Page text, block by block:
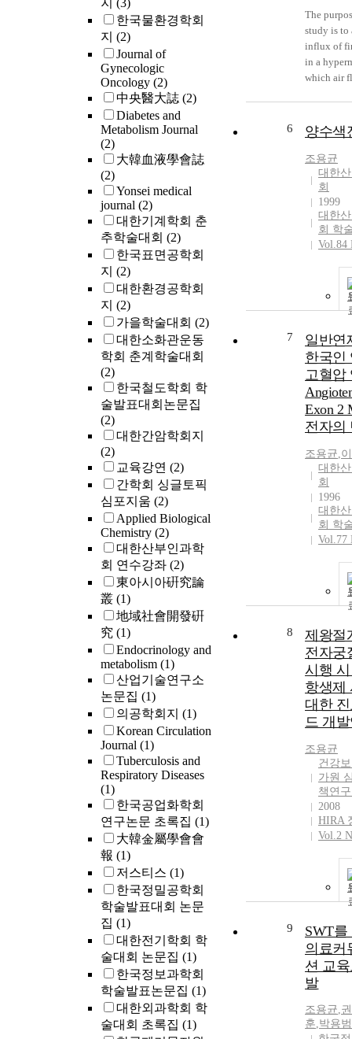
지 (3)
한국물환경학회
지 (2)
Journal of
Gynecologic
Oncology (2)
中央醫大誌 (2)
Diabetes and
Metabolism Journal
(2)
大韓血液學會誌
(2)
Yonsei medical
journal (2)
대한기계학회 춘
추학술대회 (2)
한국표면공학회
지 (2)
대한환경공학회
지 (2)
가을학술대회 (2)
대한소화관운동
학회 춘계학술대회
(2)
한국철도학회 학
술발표대회논문집
(2)
대한간암학회지
(2)
교육강연 (2)
간학회 싱글토픽
심포지움 (2)
Applied Biological
Chemistry (2)
대한산부인과학
회 연수강좌 (2)
東아시아硏究論
叢 (1)
地域社會開發硏
究 (1)
Endocrinology and
metabolism (1)
산업기술연구소
논문집 (1)
의공학회지 (1)
Korean Circulation
Journal (1)
Tuberculosis and
Respiratory Diseases
(1)
한국공업화학회
연구논문 초록집 (1)
大韓金屬學會會
報 (1)
저스티스 (1)
한국정밀공학회
학술발표대회 논문
집 (1)
대한전기학회 학
술대회 논문집 (1)
한국정보과학회
학술발표논문집 (1)
대한외과학회 학
술대회 초록집 (1)
The
study is to
influx of
in a
which air
passages.
also
reduction
of the
passages.
the
of
door
zone, the
comprises
with a
between
the third
passage
elevator
customers
show that
with the
and with
hall
reduction
influx of
parking
the
passages
buffer
6 양수색
조용균
대한
회
1999
대한
회 학
Vol.84
7
일반연
한국인
고혈압
Exon 2
전자의
조용균,
대한
회
1996
대한
회 학
Vol.77
8
제왕절
전자궁
시행
항생제
대한
드 개
조용균
건강
가원
책연
2008
HIRA
Vol.2
9
SWT를
의료커
션 교
발
조용균,
훈,박용범